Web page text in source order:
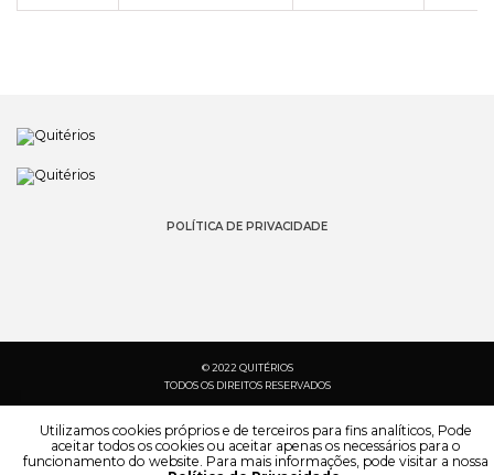
POLÍTICA DE PRIVACIDADE
© 2022 QUITÉRIOS
TODOS OS DIREITOS RESERVADOS
Utilizamos cookies próprios e de terceiros para fins analíticos, Pode
aceitar todos os cookies ou aceitar apenas os necessários para o
funcionamento do website. Para mais informações, pode visitar a nossa